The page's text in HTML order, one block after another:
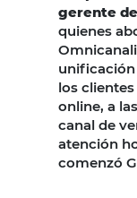
gerente
quienes
los
online, a
canal de
atención
comenzó